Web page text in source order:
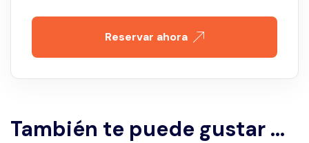
Reservar ahora
También te puede gustar ...